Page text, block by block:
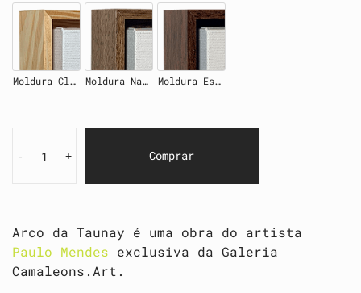
Moldura Clara Moldura Natural Moldura Escura
- + Comprar
Arco da Taunay é uma obra do artista
Paulo Mendes exclusiva da Galeria
Camaleons.Art.